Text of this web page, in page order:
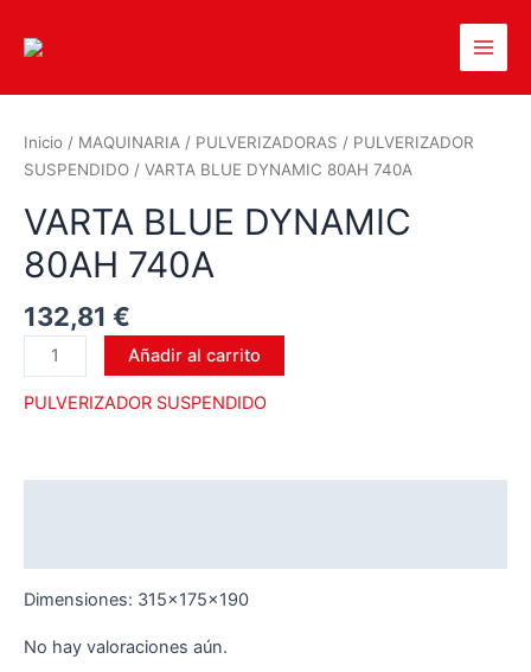
Inicio / MAQUINARIA / PULVERIZADORAS / PULVERIZADOR
SUSPENDIDO / VARTA BLUE DYNAMIC 80AH 740A
VARTA BLUE DYNAMIC
80AH 740A
132,81 €
Añadir al carrito
PULVERIZADOR SUSPENDIDO
Dimensiones: 315x175x190
No hay valoraciones aún.